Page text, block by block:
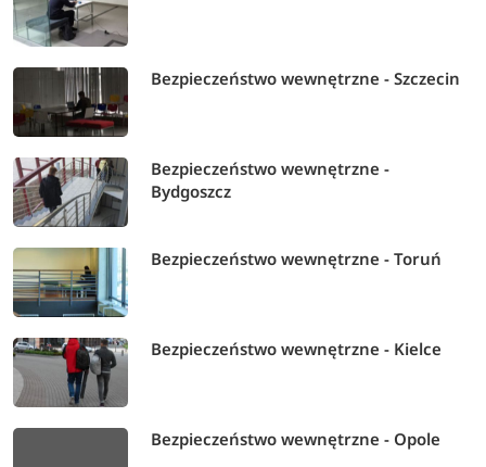
Bezpieczeństwo wewnętrzne - Szczecin
Bezpieczeństwo wewnętrzne -
Bydgoszcz
Bezpieczeństwo wewnętrzne - Toruń
Bezpieczeństwo wewnętrzne - Kielce
Bezpieczeństwo wewnętrzne - Opole